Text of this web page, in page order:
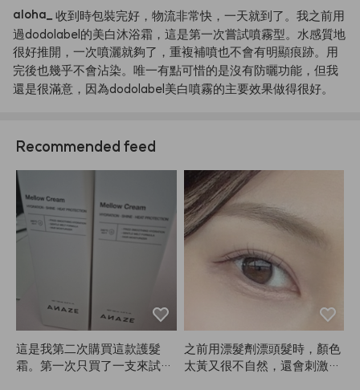
aloha
收到時包裝完好，物流非常快，一天就到了。我之前用
過dodolabel的美白沐浴霜，這是第一次嘗試噴霧型。水感質地
很好推開，一次噴灑就夠了，重複補噴也不會有明顯痕跡。用
完後也幾乎不會沾染。唯一有點可惜的是沒有防曬功能，但我
還是很滿意，因為dodolabel美白噴霧的主要效果做得很好。
Recommended feed
這是我第二次購買這款護髮
霜。第一次只買了一支來試
之前用漂髮劑漂頭髮時，顏色
太黃又很不自然，還會刺激頭